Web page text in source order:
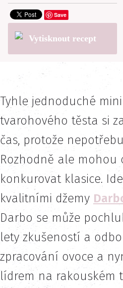
Save
Vytisknout recept
Tyhle jednoduché
tvarohového těsta si
čas, protože
Rozhodně ale mohou
konkurovat klasice.
kvalitními džemy
Darbo se může
lety zkušeností a
zpracování ovoce a
lídrem na rakouském